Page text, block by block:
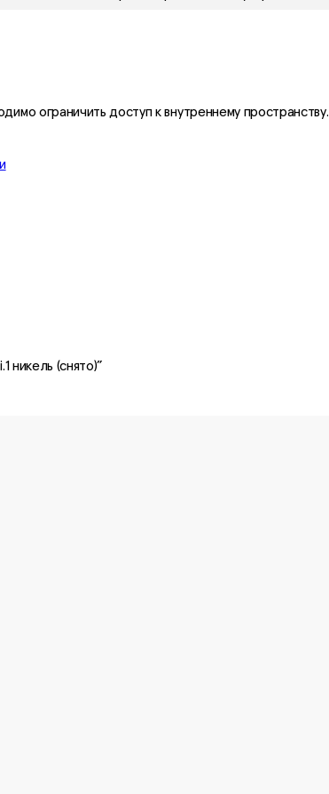
ограничить доступ к внутреннему пространству.
никель (снято)”